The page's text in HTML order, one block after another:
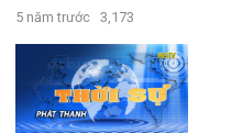
5 năm trước 3,173